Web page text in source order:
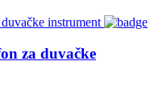
za duvačke